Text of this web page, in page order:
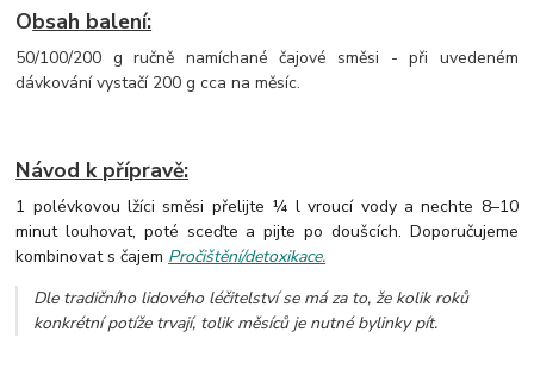
Obsah balení:
50/100/200 g ručně namíchané čajové směsi - při uvedeném
dávkování vystačí 200 g cca na měsíc.
Návod k přípravě:
1 polévkovou lžíci směsi přelijte ¼ l vroucí vody a nechte 8–10
minut louhovat, poté sceďte a pijte po doušcích. Doporučujeme
kombinovat s čajem Pročištění/detoxikace.
Dle tradičního lidového léčitelství se má za to, že kolik roků
konkrétní potíže trvají, tolik měsíců je nutné bylinky pít.